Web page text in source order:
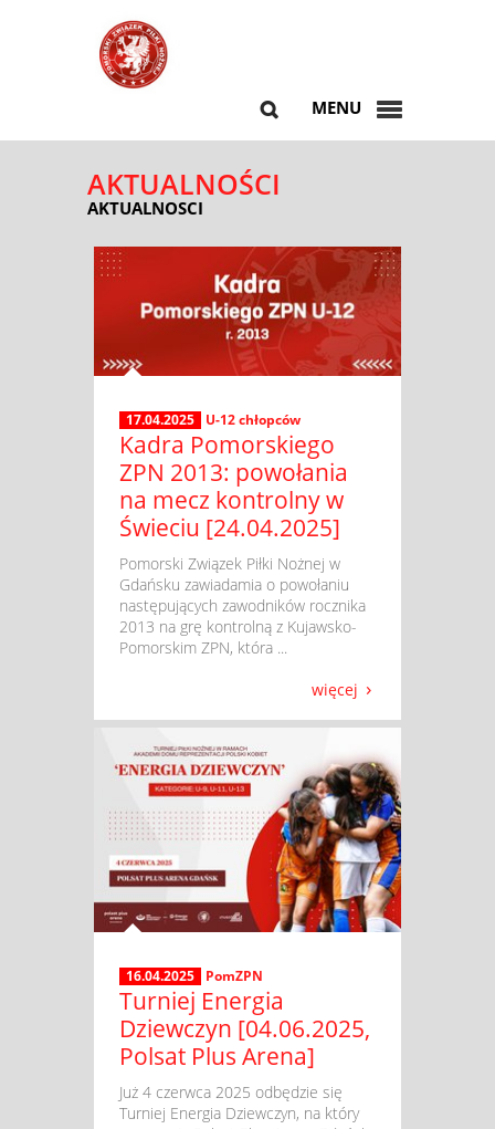
MENU
AKTUALNOŚCI
AKTUALNOSCI
17.04.2025 U-12 chłopców
Kadra Pomorskiego
ZPN 2013: powołania
na mecz kontrolny w
Świeciu [24.04.2025]
​ Pomorski Związek Piłki Nożnej w
Gdańsku zawiadamia o powołaniu
następujących zawodników rocznika
2013 na grę kontrolną z Kujawsko-
Pomorskim ZPN, która ...
więcej
16.04.2025 PomZPN
Turniej Energia
Dziewczyn [04.06.2025,
Polsat Plus Arena]
​ Już 4 czerwca 2025 odbędzie się
Turniej Energia Dziewczyn, na który